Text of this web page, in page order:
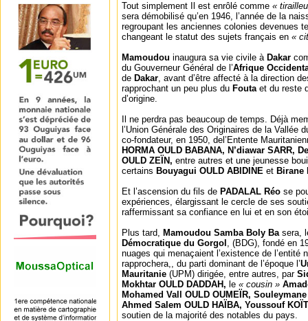
Tout simplement Il est enrôlé comme «
sera démobilisé qu’en 1946, l’année de la
regroupant les anciennes colonies devenues
changeant le statut des sujets français en «
Mamoudou inaugura sa vie civile à Dakar
du Gouverneur Général de l’Afrique
de Dakar, avant d’être affecté à la direction
rapprochant un peu plus du Fouta et du reste
d’origine.
Il ne perdra pas beaucoup de temps. Déjà
l’Union Générale des Originaires de la Vallée
co-fondateur, en 1950, del’Entente
HORMA OULD BABANA, N’diawar SARR,
OULD ZEÏN, entre autres et une jeunesse
certains Bouyagui OULD ABIDINE et Birane
Et l’ascension du fils de PADALAL Réo se
expériences, élargissant le cercle de ses
raffermissant sa confiance en lui et en son
Plus tard, Mamoudou Samba Boly Ba sera,
Démocratique du Gorgol , (BDG), fondé en
nuages qui menaçaient l’existence de l’entité
rapprochera,, du parti dominant de l’époque l’
Mauritanie (UPM) dirigée, entre autres, par
Mokhtar OULD DADDAH, le « cousin »
Mohamed Vall OULD OUMEÏR,
Ahmed Salem OULD HAÏBA, Youssouf
soutien de la majorité des notables du pays.